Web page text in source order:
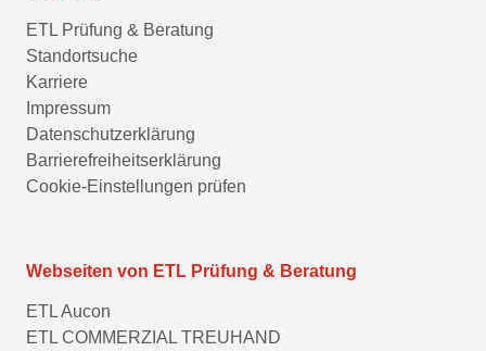
ETL Prüfung & Beratung
Standortsuche
Karriere
Impressum
Datenschutzerklärung
Barrierefreiheitserklärung
Cookie-Einstellungen prüfen
Webseiten von ETL Prüfung & Beratung
ETL Aucon
ETL COMMERZIAL TREUHAND